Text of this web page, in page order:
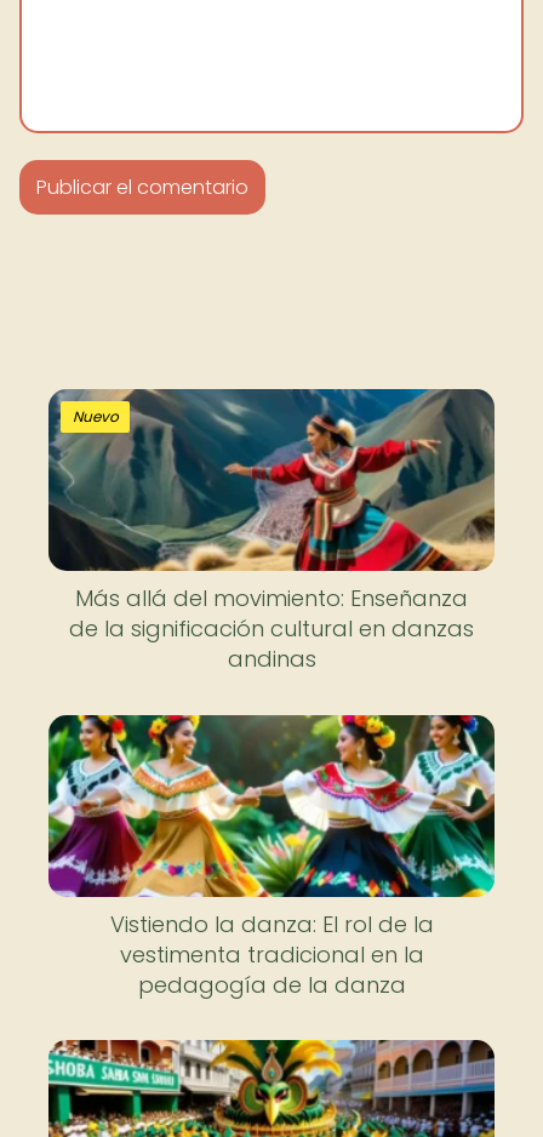
Nuevo
Más allá del movimiento: Enseñanza
de la significación cultural en danzas
andinas
Vistiendo la danza: El rol de la
vestimenta tradicional en la
pedagogía de la danza